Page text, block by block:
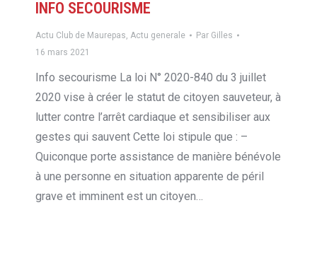
INFO SECOURISME
Actu Club de Maurepas, Actu generale Par Gilles
16 mars 2021
Info secourisme La loi N° 2020-840 du 3 juillet
2020 vise à créer le statut de citoyen sauveteur, à
lutter contre l’arrêt cardiaque et sensibiliser aux
gestes qui sauvent Cette loi stipule que : –
Quiconque porte assistance de manière bénévole
à une personne en situation apparente de péril
grave et imminent est un citoyen…